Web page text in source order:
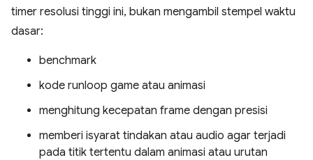
timer resolusi tinggi ini, bukan mengambil stempel waktu
dasar:
benchmark
kode runloop game atau animasi
menghitung kecepatan frame dengan presisi
memberi isyarat tindakan atau audio agar terjadi
pada titik tertentu dalam animasi atau urutan